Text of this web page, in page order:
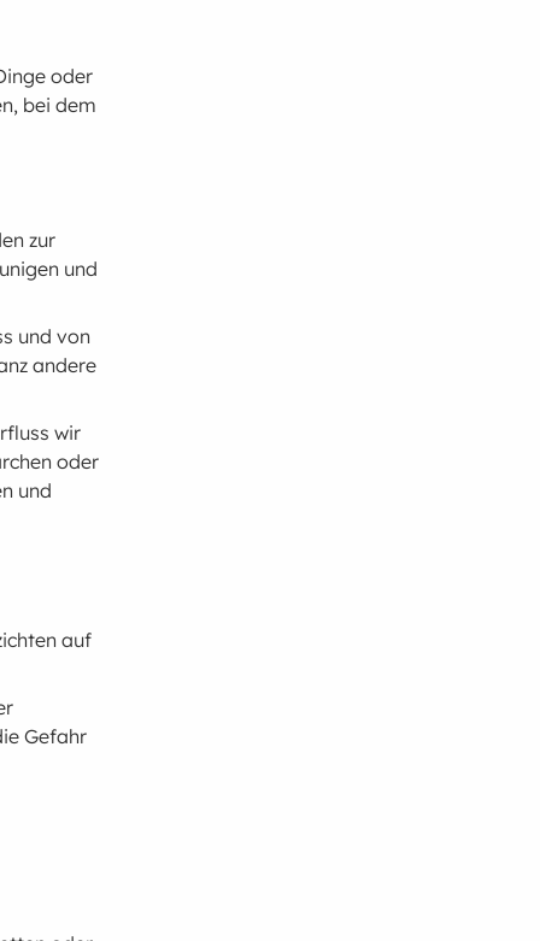
oder
bei dem
zur
und
und von
andere
wir
oder
und
auf
Gefahr